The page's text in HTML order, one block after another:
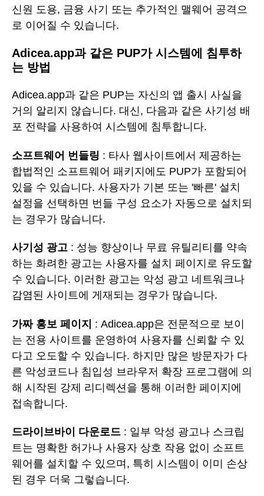
신원 도용, 금융 사기 또는 추가적인 맬웨어 공격으
로 이어질 수 있습니다.
Adicea.app과 같은 PUP가 시스템에 침투하
는 방법
Adicea.app과 같은 PUP는 자신의 앱 출시 사실을
거의 알리지 않습니다. 대신, 다음과 같은 사기성 배
포 전략을 사용하여 시스템에 침투합니다.
소프트웨어 번들링 : 타사 웹사이트에서 제공하는
합법적인 소프트웨어 패키지에도 PUP가 포함되어
있을 수 있습니다. 사용자가 기본 또는 '빠른' 설치
설정을 선택하면 번들 구성 요소가 자동으로 설치되
는 경우가 많습니다.
사기성 광고 : 성능 향상이나 무료 유틸리티를 약속
하는 화려한 광고는 사용자를 설치 페이지로 유도할
수 있습니다. 이러한 광고는 악성 광고 네트워크나
감염된 사이트에 게재되는 경우가 많습니다.
가짜 홍보 페이지 : Adicea.app은 전문적으로 보이
는 전용 사이트를 운영하여 사용자를 신뢰할 수 있
다고 오도할 수 있습니다. 하지만 많은 방문자가 다
른 악성코드나 침입성 브라우저 확장 프로그램에 의
해 시작된 강제 리디렉션을 통해 이러한 페이지에
접속합니다.
드라이브바이 다운로드 : 일부 악성 광고나 스크립
트는 명확한 허가나 사용자 상호 작용 없이 소프트
웨어를 설치할 수 있으며, 특히 시스템이 이미 손상
된 경우 더욱 그렇습니다.